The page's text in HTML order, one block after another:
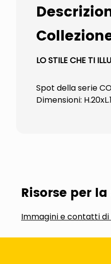
LO STILE CHE TI
Spot della serie
Dimensioni:
Risorse per
Immagini e contatti di